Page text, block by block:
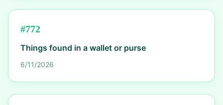
#772
Things found in a wallet or purse
6/11/2026